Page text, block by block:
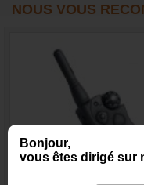
Bonjour,
vous êtes dirigé sur
NOUS VOUS